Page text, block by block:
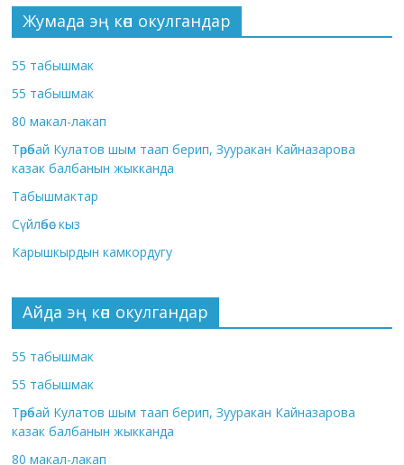
Жумада эң көп окулгандар
55 табышмак
55 табышмак
80 макал-лакап
Төрөбай Кулатов шым таап берип, Зууракан Кайназарова
казак балбанын жыкканда
Табышмактар
Сүйлөбөс кыз
Карышкырдын камкордугу
Айда эң көп окулгандар
55 табышмак
55 табышмак
Төрөбай Кулатов шым таап берип, Зууракан Кайназарова
казак балбанын жыкканда
80 макал-лакап